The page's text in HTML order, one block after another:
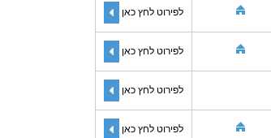
לפירוט לחץ כאן
לפירוט לחץ כאן
לפירוט לחץ כאן
לפירוט לחץ כאן